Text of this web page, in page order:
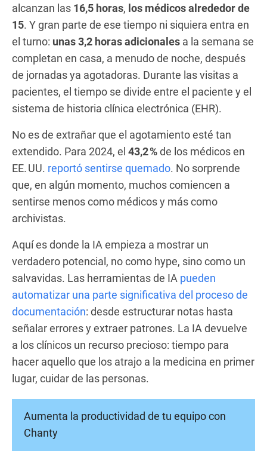
alcanzan las 16,5 horas, los médicos alrededor de
15. Y gran parte de ese tiempo ni siquiera entra en
el turno: unas 3,2 horas adicionales a la semana se
completan en casa, a menudo de noche, después
de jornadas ya agotadoras. Durante las visitas a
pacientes, el tiempo se divide entre el paciente y el
sistema de historia clínica electrónica (EHR).
No es de extrañar que el agotamiento esté tan
extendido. Para 2024, el 43,2 %de los médicos en
EE. UU. reportó sentirse quemado. No sorprende
que, en algún momento, muchos comiencen a
sentirse menos como médicos y más como
archivistas.
Aquí es donde la IA empieza a mostrar un
verdadero potencial, no como hype, sino como un
salvavidas. Las herramientas de IA pueden
automatizar una parte significativa del proceso de
documentación: desde estructurar notas hasta
señalar errores y extraer patrones. La IA devuelve
a los clínicos un recurso precioso: tiempo para
hacer aquello que los atrajo a la medicina en primer
lugar, cuidar de las personas.
Aumenta la productividad de tu equipo con
Chanty